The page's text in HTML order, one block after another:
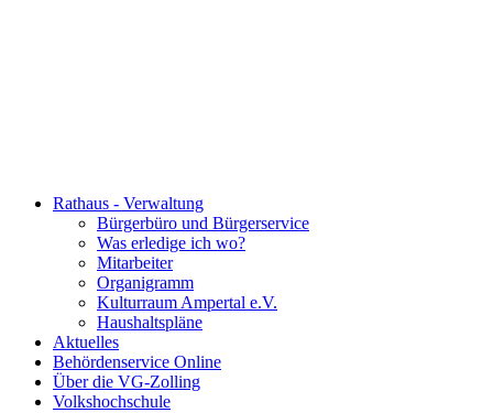
Rathaus - Verwaltung
Bürgerbüro und Bürgerservice
Was erledige ich wo?
Mitarbeiter
Organigramm
Kulturraum Ampertal e.V.
Haushaltspläne
Aktuelles
Behördenservice Online
Über die VG-Zolling
Volkshochschule